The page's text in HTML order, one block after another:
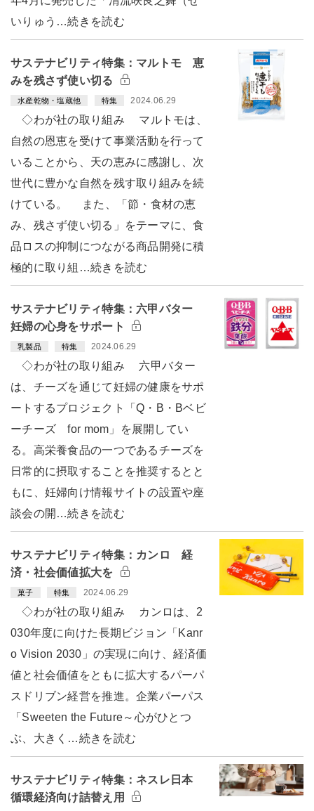
いりゅう…続きを読む
サステナビリティ特集：マルトモ 恵
みを残さず使い切る
水産乾物・塩蔵他 特集 2024.06.29
◇わが社の取り組み マルトモは、
自然の恩恵を受けて事業活動を行って
いることから、天の恵みに感謝し、次
世代に豊かな自然を残す取り組みを続
けている。 また、「節・食材の恵
み、残さず使い切る」をテーマに、食
品ロスの抑制につながる商品開発に積
極的に取り組…続きを読む
サステナビリティ特集：六甲バター
妊婦の心身をサポート
乳製品 特集 2024.06.29
◇わが社の取り組み 六甲バター
は、チーズを通じて妊婦の健康をサポ
ートするプロジェクト「Q・B・Bベビ
ーチーズ for mom」を展開してい
る。高栄養食品の一つであるチーズを
日常的に摂取することを推奨するとと
もに、妊婦向け情報サイトの設置や座
談会の開…続きを読む
サステナビリティ特集：カンロ 経
済・社会価値拡大を
菓子 特集 2024.06.29
◇わが社の取り組み カンロは、2
030年度に向けた長期ビジョン「Kanr
o Vision 2030」の実現に向け、経済価
値と社会価値をともに拡大するパーパ
スドリブン経営を推進。企業パーパス
「Sweeten the Future～心がひとつ
ぶ、大きく…続きを読む
サステナビリティ特集：ネスレ日本
循環経済向け詰替え用